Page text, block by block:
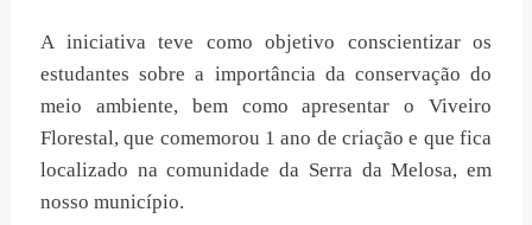
A iniciativa teve como objetivo conscientizar os
estudantes sobre a importância da conservação do
meio ambiente, bem como apresentar o Viveiro
Florestal, que comemorou 1 ano de criação e que fica
localizado na comunidade da Serra da Melosa, em
nosso município.